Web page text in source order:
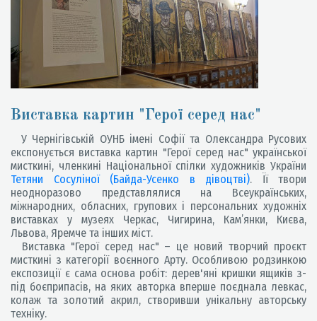
Виставка картин "Герої серед нас"
У Чернігівській ОУНБ імені Софії та Олександра Русових
експонується виставка картин "Герої серед нас" української
мисткині, членкині Національної спілки художників України
Тетяни Сосуліної (Байда-Усенко в дівоцтві). Її твори
неодноразово представлялися на Всеукраїнських,
міжнародних, обласних, групових і персональних художніх
виставках у музеях Черкас, Чигирина, Кам’янки, Києва,
Львова, Яремче та інших міст.
Виставка "Герої серед нас" – це новий творчий проєкт
мисткині з категорії воєнного Арту. Особливою родзинкою
експозиції є сама основа робіт: дерев'яні кришки ящиків з-
під боєприпасів, на яких авторка вперше поєднала левкас,
колаж та золотий акрил, створивши унікальну авторську
техніку.